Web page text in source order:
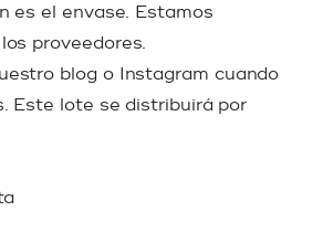
es el envase. Estamos
proveedores.
blog o Instagram cuando
Este lote se distribuirá por